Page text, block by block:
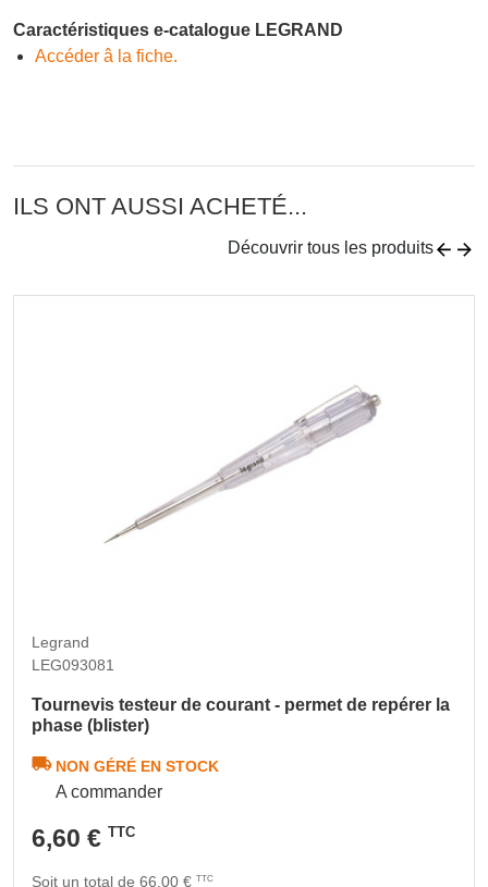
Caractéristiques e-catalogue LEGRAND
Accéder â la fiche.
ILS ONT AUSSI ACHETÉ...
Découvrir tous les produits
Legrand
LEG093081
Tournevis testeur de courant - permet de repérer la
phase (blister)
NON GÉRÉ EN STOCK
A commander
6,60 € TTC
Soit un total de 66,00 € TTC